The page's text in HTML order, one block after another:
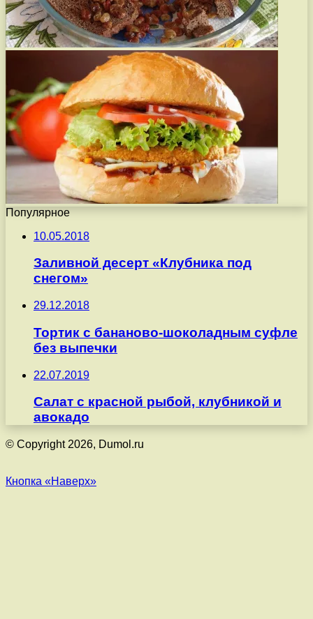
Популярное
10.05.2018
Заливной десерт «Клубника под
снегом»
29.12.2018
Тортик с бананово-шоколадным суфле
без выпечки
22.07.2019
Салат с красной рыбой, клубникой и
авокадо
© Copyright 2026, Dumol.ru
Кнопка «Наверх»